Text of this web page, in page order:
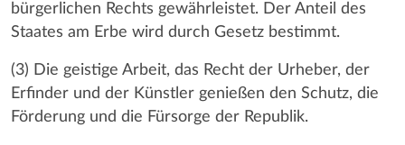
bürgerlichen Rechts gewährleistet. Der Anteil des
Staates am Erbe wird durch Gesetz bestimmt.
(3) Die geistige Arbeit, das Recht der Urheber, der
Erfinder und der Künstler genießen den Schutz, die
Förderung und die Fürsorge der Republik.